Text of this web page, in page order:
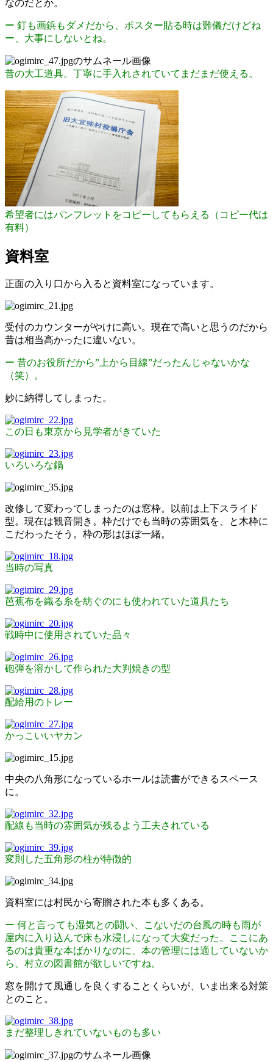
なのだとか。
ー 釘も画鋲もダメだから、ポスター貼る時は難儀だけどね
ー、大事にしないとね。
昔の大工道具。丁寧に手入れされていてまだまだ使える。
希望者にはパンフレットをコピーしてもらえる（コピー代は
有料）
資料室
正面の入り口から入ると資料室になっています。
受付のカウンターがやけに高い。現在で高いと思うのだから
昔は相当高かったに違いない。
ー 昔のお役所だから”上から目線”だったんじゃないかな
（笑）。
妙に納得してしまった。
この日も東京から見学者がきていた
いろいろな鍋
改修して変わってしまったのは窓枠。以前は上下スライド
型。現在は観音開き。枠だけでも当時の雰囲気を、と木枠に
こだわったそう。枠の形はほぼ一緒。
当時の写真
芭蕉布を織る糸を紡ぐのにも使われていた道具たち
戦時中に使用されていた品々
砲弾を溶かして作られた大判焼きの型
配給用のトレー
かっこいいヤカン
中央の八角形になっているホールは読書ができるスペース
に。
配線も当時の雰囲気が残るよう工夫されている
変則した五角形の柱が特徴的
資料室には村民から寄贈された本も多くある。
ー 何と言っても湿気との闘い、こないだの台風の時も雨が
屋内に入り込んで床も水浸しになって大変だった。ここにあ
るのは貴重な本ばかりなのに、本の管理には適していないか
ら、村立の図書館が欲しいですね。
窓を開けて風通しを良くすることくらいが、いま出来る対策
とのこと。
まだ整理しきれていないものも多い